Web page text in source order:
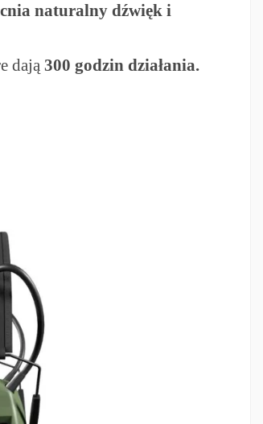
naturalny dźwięk i
dają 300 godzin działania.